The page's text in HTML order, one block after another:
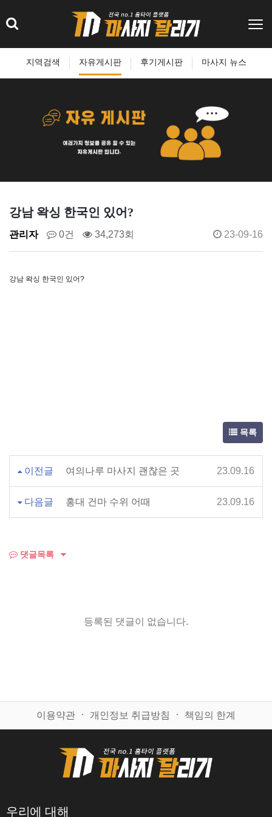
지역검색 자유게시판 후기게시판 마사지 뉴스
강남 왁싱 한국인 있어?
관리자 0건 34,273회 23-09-16
강남 왁싱 한국인 있어?
목록
이전글 여의나루 마사지 괜찮은 곳 23.09.16
다음글 홍대 건마 수위 어때 23.09.16
댓글목록
등록된 댓글이 없습니다.
이용약관 ㆍ 개인정보 취급방침 ㆍ 책임의 한계
우리에 대해